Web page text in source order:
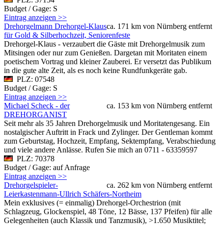
Budget / Gage: S
Eintrag anzeigen >>
ca. 171 km von Nürnberg entfernt
Drehorgelmann Drehorgel-Klaus
für Gold & Silberhochzeit, Seniorenfeste
Drehorgel-Klaus - verzaubert die Gäste mit Drehorgelmusik zum
Mitsingen oder nur zum Genießen. Dargetan mit Moritaten einem
poetischem Vortrag und kleiner Zauberei. Er versetzt das Publikum
in die gute alte Zeit, als es noch keine Rundfunkgeräte gab.
PLZ: 07548
Budget / Gage: S
Eintrag anzeigen >>
ca. 153 km von Nürnberg entfernt
Michael Scheck - der
DREHORGANIST
Seit mehr als 35 Jahren Drehorgelmusik und Moritatengesang. Ein
nostalgischer Auftritt in Frack und Zylinger. Der Gentleman kommt
zum Geburtstag, Hochzeit, Empfang, Sektempfang, Verabschiedung
und viele andere Anlässe. Rufen Sie mich an 0711 - 63359597
PLZ: 70378
Budget / Gage: auf Anfrage
Eintrag anzeigen >>
ca. 262 km von Nürnberg entfernt
Drehorgelspieler-
Leierkastenmann-Ullrich Schäfers-Northeim
Mein exklusives (= einmalig) Drehorgel-Orchestrion (mit
Schlagzeug, Glockenspiel, 48 Töne, 12 Bässe, 137 Pfeifen) für alle
Gelegenheiten (auch Klassik und Tanzmusik), >1.650 Musiktitel;